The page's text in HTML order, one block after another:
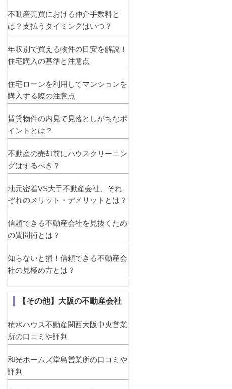
不動産売買における仲介手数料と
は？支払うタイミングはいつ？
年収別で買える物件の目安を解説！
住宅購入の基準と注意点
住宅ローンを利用してマンションを
購入する際の注意点
賃貸物件の内見で見落としがちなポ
イントとは？
不動産の売却前にハウスクリーニン
グはするべき？
地元密着VS大手不動産会社、それ
ぞれのメリット・デメリットとは？
信頼できる不動産会社を見抜くため
の質問術とは？
知らないと損！信頼できる不動産会
社の見極め方とは？
【その他】大阪の不動産会社
積水ハウス不動産関西大阪中央営業
所の口コミや評判
和光ホームズ堂島営業所の口コミや
評判